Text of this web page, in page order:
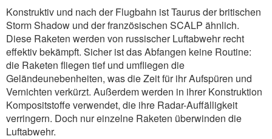
Konstruktiv und nach der Flugbahn ist Taurus der britischen
Storm Shadow und der französischen SCALP ähnlich.
Diese Raketen werden von russischer Luftabwehr recht
effektiv bekämpft. Sicher ist das Abfangen keine Routine:
die Raketen fliegen tief und umfliegen die
Geländeunebenheiten, was die Zeit für ihr Aufspüren und
Vernichten verkürzt. Außerdem werden in ihrer Konstruktion
Kompositstoffe verwendet, die ihre Radar-Auffälligkeit
verringern. Doch nur einzelne Raketen überwinden die
Luftabwehr.